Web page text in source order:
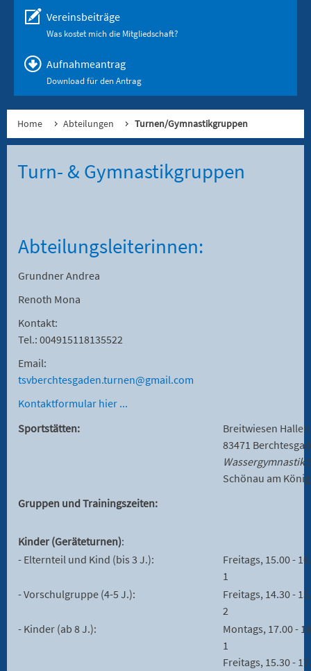
Vereinsbeiträge
Was kostet mich die Mitgliedschaft?
Aufnahmeantrag
Download für den Antrag
Home Abteilungen Turnen/Gymnastikgruppen
Turn- & Gymnastikgruppen
Abteilungsleiterinnen:
Grundner Andrea
Renoth Mona
Kontakt:
Tel.: 004915118135522
Email:
tsvberchtesgaden.turnen@gmail.com
Kontaktformular hier ...
Sportstätten:
Breitwiesen
83471
Wassergymnastik
Schönau am
Gruppen und Trainingszeiten:
Kinder (Geräteturnen):
- Elternteil und Kind (bis 3 J.):
Freitags, 15.00 -
1
- Vorschulgruppe (4-5 J.):
Freitags, 14.30 -
2
- Kinder (ab 8 J.):
Montags, 17.00 -
1
Freitags, 15.30 -